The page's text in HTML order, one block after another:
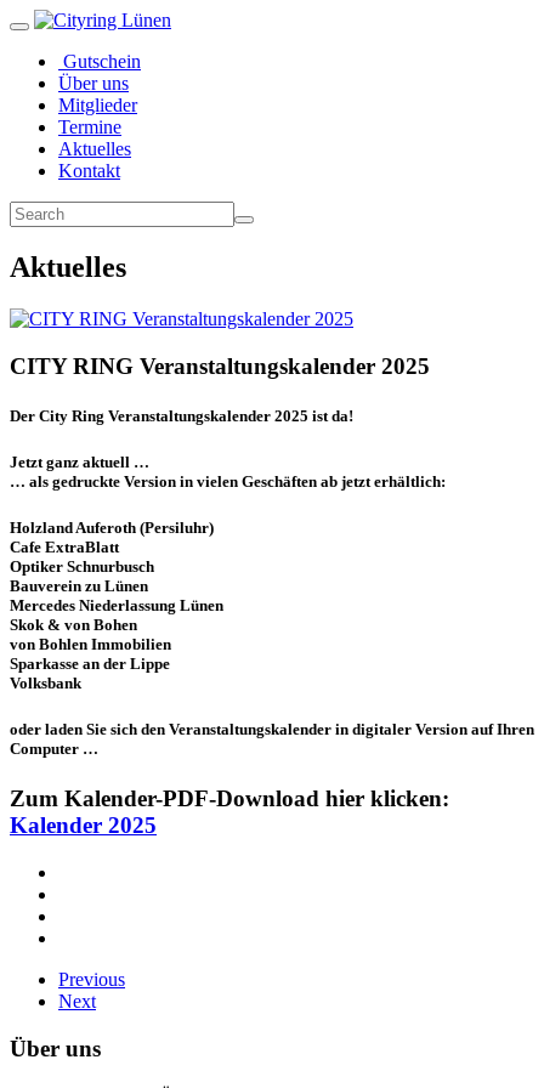
Gutschein
Über uns
Mitglieder
Termine
Aktuelles
Kontakt
Aktuelles
CITY RING Veranstaltungskalender 2025
Der City Ring Veranstaltungskalender 2025 ist da!
Jetzt ganz aktuell …
… als gedruckte Version in vielen Geschäften ab jetzt erhältlich:
Holzland Auferoth (Persiluhr)
Cafe ExtraBlatt
Optiker Schnurbusch
Bauverein zu Lünen
Mercedes Niederlassung Lünen
Skok & von Bohen
von Bohlen Immobilien
Sparkasse an der Lippe
Volksbank
oder laden Sie sich den Veranstaltungskalender in digitaler Version auf Ihren
Computer …
Zum Kalender-PDF-Download hier klicken:
Kalender 2025
Previous
Next
Über uns